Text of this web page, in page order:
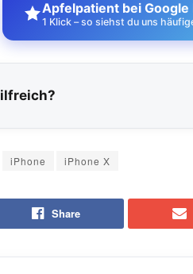
Apfelpatient bei
1 Klick – so siehst du uns
iPhone iPhone X
Share